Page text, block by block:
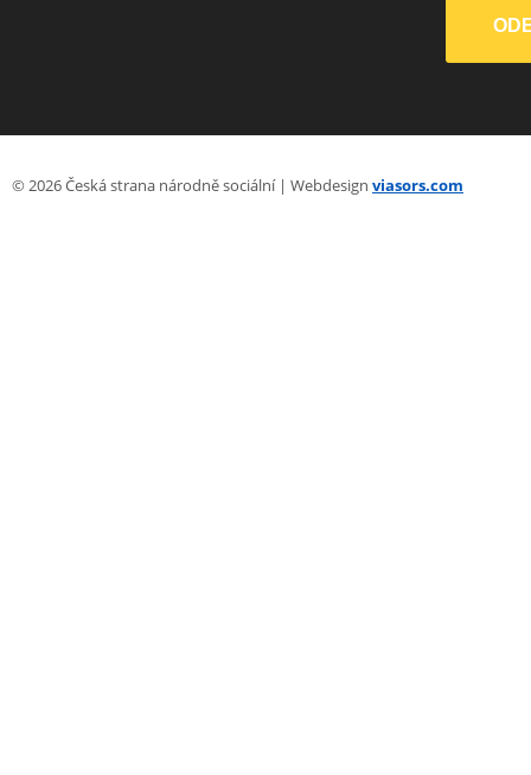
© 2026 Česká strana národně sociální | Webdesign viasors.com